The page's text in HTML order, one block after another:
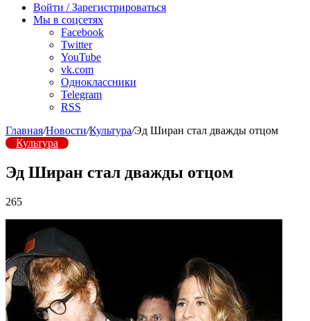
радио
Войти / Зарегистрироваться
Мы в соцсетях
Facebook
Twitter
YouTube
vk.com
Одноклассники
Telegram
RSS
Главная/Новости/Культура/Эд Ширан стал дважды отцом
Культура
Эд Ширан стал дважды отцом
265